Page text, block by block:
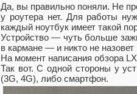
Да, вы правильно поняли. Не
у роутера нет. Для работы
каждый ноутбук имеет такой
Устройство — чуть больше
в кармане — и никто не назовет
На момент написания обзора
Так вот. С одной стороны у
(3G, 4G), либо смартфон.